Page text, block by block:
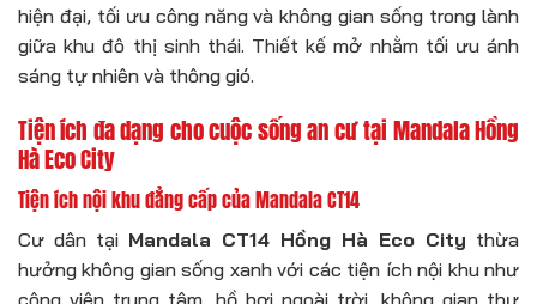
hiện đại, tối ưu công năng và không gian sống trong lành
giữa khu đô thị sinh thái. Thiết kế mở nhằm tối ưu ánh
sáng tự nhiên và thông gió.
Tiện ích đa dạng cho cuộc sống an cư tại Mandala Hồng
Hà Eco City
Tiện ích nội khu đẳng cấp của Mandala CT14
Cư dân tại Mandala CT14 Hồng Hà Eco City thừa
hưởng không gian sống xanh với các tiện ích nội khu như
công viên trung tâm, hồ bơi ngoài trời, không gian thư